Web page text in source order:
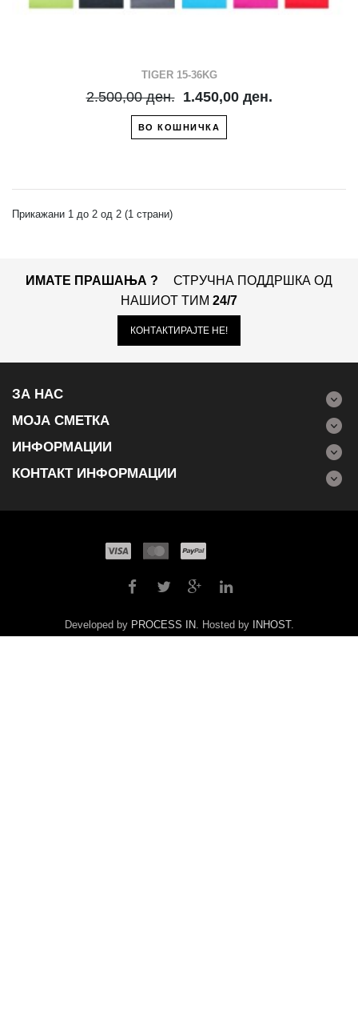
TIGER 15-36KG
2.500,00 ден. 1.450,00 ден.
ВО КОШНИЧКА
Прикажани 1 до 2 од 2 (1 страни)
ИМАТЕ ПРАШАЊА ?
СТРУЧНА ПОДДРШКА ОД
НАШИОТ ТИМ 24/7
КОНТАКТИРАЈТЕ НЕ!
ЗА НАС
МОЈА СМЕТКА
ИНФОРМАЦИИ
КОНТАКТ ИНФОРМАЦИИ
Developed by PROCESS IN. Hosted by INHOST.